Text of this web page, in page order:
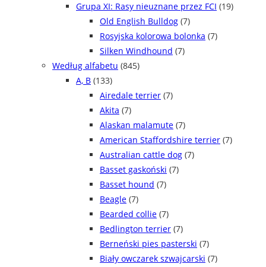
Grupa XI: Rasy nieuznane przez FCI (19)
Old English Bulldog (7)
Rosyjska kolorowa bolonka (7)
Silken Windhound (7)
Według alfabetu (845)
A, B (133)
Airedale terrier (7)
Akita (7)
Alaskan malamute (7)
American Staffordshire terrier (7)
Australian cattle dog (7)
Basset gaskoński (7)
Basset hound (7)
Beagle (7)
Bearded collie (7)
Bedlington terrier (7)
Berneński pies pasterski (7)
Biały owczarek szwajcarski (7)